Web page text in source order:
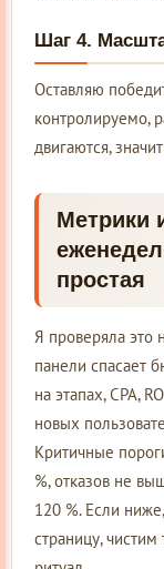
Шаг 4.
Оставляю
контролируемо,
двигаются,
Метрики
простая
Я проверяла это
панели спасает
на этапах, CPA,
новых
Критичные
%, отказов не
120 %. Если
страницу,